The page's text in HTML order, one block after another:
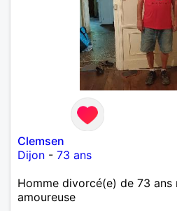
Clemsen
Dijon - 73 ans
Homme divorcé(e) de 73
amoureuse